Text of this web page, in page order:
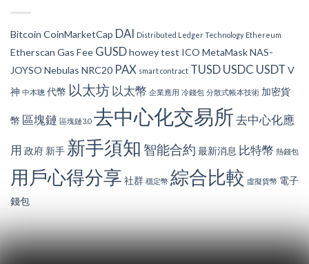
Bitcoin CoinMarketCap DAI Distributed Ledger Technology Ethereum
Etherscan Gas Fee GUSDhowey test ICO MetaMaskNAS-
JOYSO Nebulas NRC20 PAX smart contract TUSD USDC USDT V
神 中本聰 代幣 以太坊 以太幣 企業應用 冷錢包 分散式帳本技術 加密貨
幣 區塊鏈 區塊鏈3.0 去中心化交易所 去中心化應
用 政府 新手 新手須知 智能合約 最新消息 比特幣 熱錢包
用戶心得分享 社群 穩定幣 綜合比較 虛擬貨幣 電子
錢包